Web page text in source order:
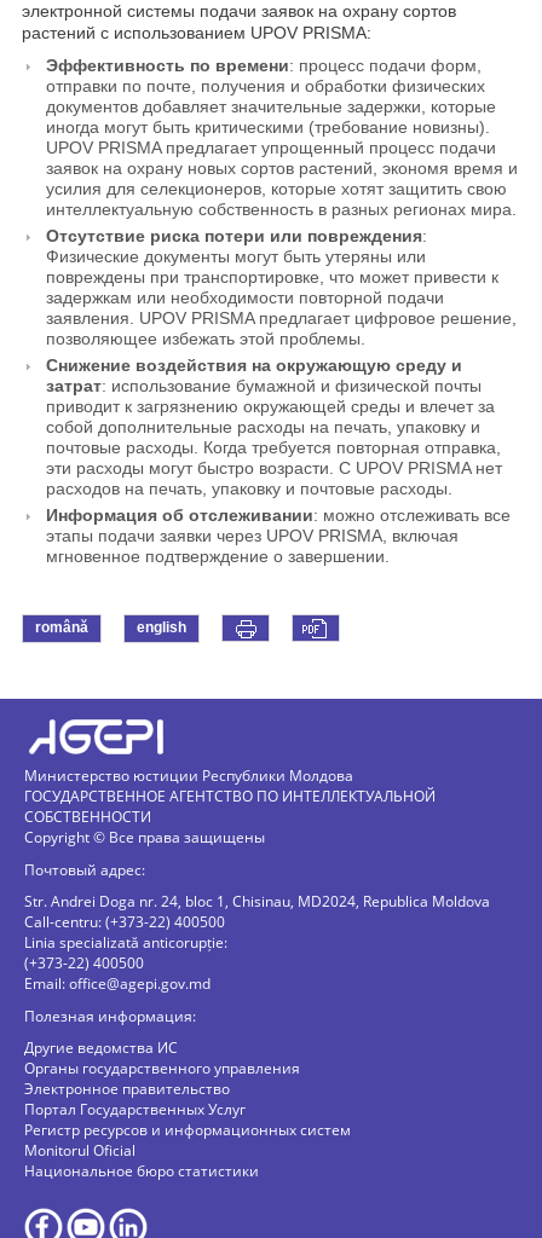
электронной системы подачи заявок на охрану сортов
растений с использованием UPOV PRISMA:
Эффективность по времени: процесс подачи форм,
отправки по почте, получения и обработки физических
документов добавляет значительные задержки, которые
иногда могут быть критическими (требование новизны).
UPOV PRISMA предлагает упрощенный процесс подачи
заявок на охрану новых сортов растений, экономя время и
усилия для селекционеров, которые хотят защитить свою
интеллектуальную собственность в разных регионах мира.
Отсутствие риска потери или повреждения:
Физические документы могут быть утеряны или
повреждены при транспортировке, что может привести к
задержкам или необходимости повторной подачи
заявления. UPOV PRISMA предлагает цифровое решение,
позволяющее избежать этой проблемы.
Снижение воздействия на окружающую среду и
затрат: использование бумажной и физической почты
приводит к загрязнению окружающей среды и влечет за
собой дополнительные расходы на печать, упаковку и
почтовые расходы. Когда требуется повторная отправка,
эти расходы могут быстро возрасти. С UPOV PRISMA нет
расходов на печать, упаковку и почтовые расходы.
Информация об отслеживании: можно отслеживать все
этапы подачи заявки через UPOV PRISMA, включая
мгновенное подтверждение о завершении.
română english
Министерство юстиции Республики Молдова
ГОСУДАРСТВЕННОЕ АГЕНТСТВО ПО ИНТЕЛЛЕКТУАЛЬНОЙ
СОБСТВЕННОСТИ
Copyright © Все права защищены
Почтовый адрес:
Str. Andrei Doga nr. 24, bloc 1, Chisinau, MD2024, Republica Moldova
Call-centru: (+373-22) 400500
Linia specializată anticorupție:
(+373-22) 400500
Email:office@agepi.gov.md
Полезная информация:
Другие ведомства ИС
Органы государственного управления
Электронное правительство
Портал Государственных Услуг
Регистр ресурсов и информационных систем
Monitorul Oficial
Национальное бюро статистики